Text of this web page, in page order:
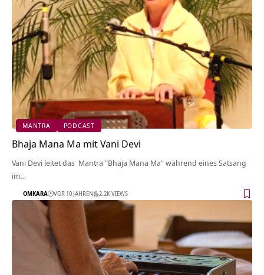
MANTRA PODCAST
Bhaja Mana Ma mit Vani Devi
Vani Devi leitet das Mantra "Bhaja Mana Ma" während eines Satsang
im…
OMKARA VOR 10 JAHREN 2.2K VIEWS